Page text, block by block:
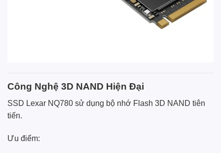
Công Nghệ 3D NAND Hiện Đại
SSD Lexar NQ780 sử dụng bộ nhớ Flash 3D NAND tiên
tiến.
Ưu điểm: